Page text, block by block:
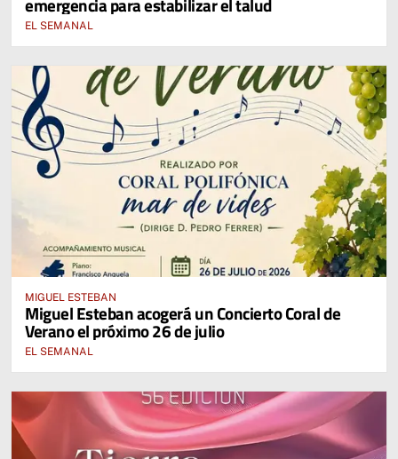
emergencia para estabilizar el talud
EL SEMANAL
MIGUEL ESTEBAN
Miguel Esteban acogerá un Concierto Coral de
Verano el próximo 26 de julio
EL SEMANAL